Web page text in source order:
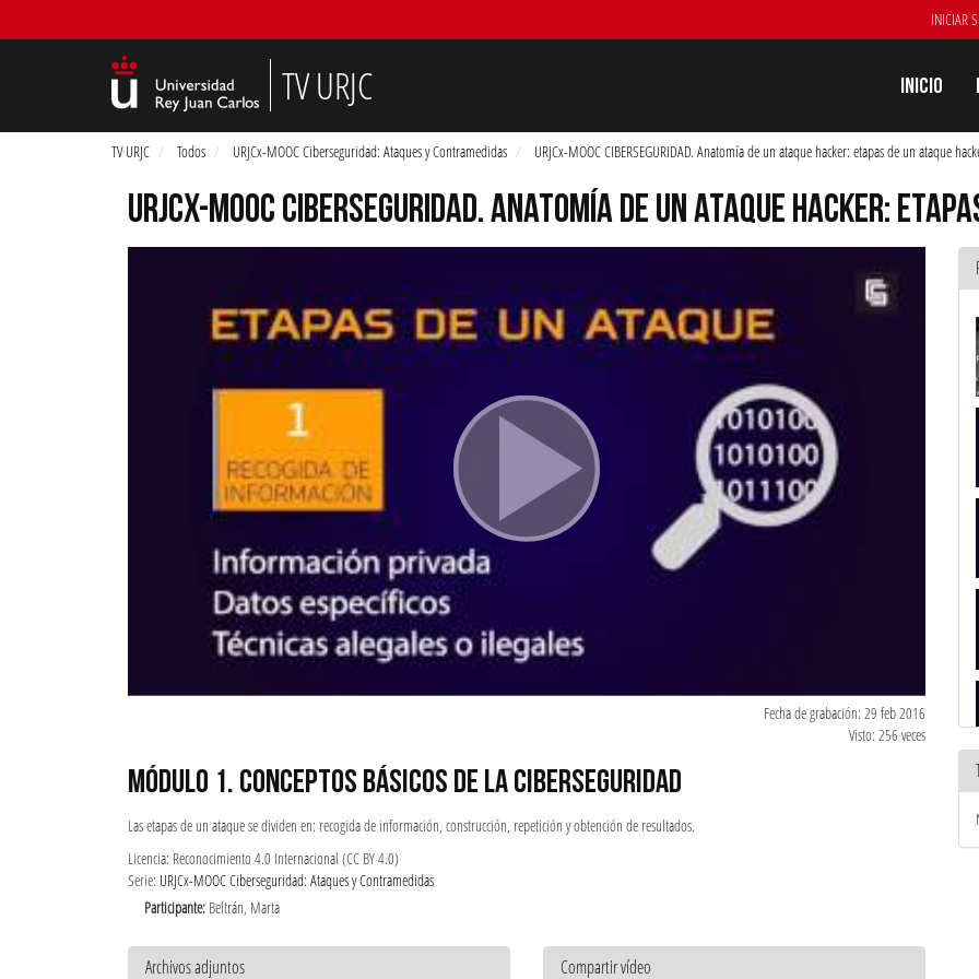
INICIAR
TV URJC Inicio
TV URJC Todos URJCx-MOOC Ciberseguridad: Ataques y Contramedidas URJCx-MOOC CIBERSEGURIDAD. Anatomía de un ataque hacker: etapas de un ataque
URJCX-MOOC CIBERSEGURIDAD. ANATOMÍA DE UN ATAQUE HACKER:
Fecha de grabación: 29 feb 2016
Visto: 256 veces
MÓDULO 1. CONCEPTOS BÁSICOS DE LA CIBERSEGURIDAD
Las etapas de un ataque se dividen en: recogida de información, construcción, repetición y obtención de resultados.
Licencia: Reconocimiento 4.0 Internacional (CC BY 4.0)
Serie: URJCx-MOOC Ciberseguridad: Ataques y Contramedidas
Participante: Beltrán, Marta
Archivos adjuntos Compartir vídeo